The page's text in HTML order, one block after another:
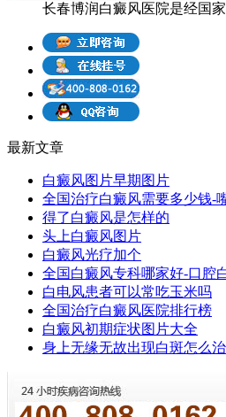
长春博润白癜风医院是经国
最新文章
白癜风图片早期图片
全国治疗白癜风需要多少钱-
得了白癜风是怎样的
头上白癜风图片
白癜风光疗加个
全国白癜风专科哪家好-口腔
白电风患者可以常吃玉米吗
全国治疗白癜风医院排行榜
白癜风初期症状图片大全
身上无缘无故出现白斑怎么